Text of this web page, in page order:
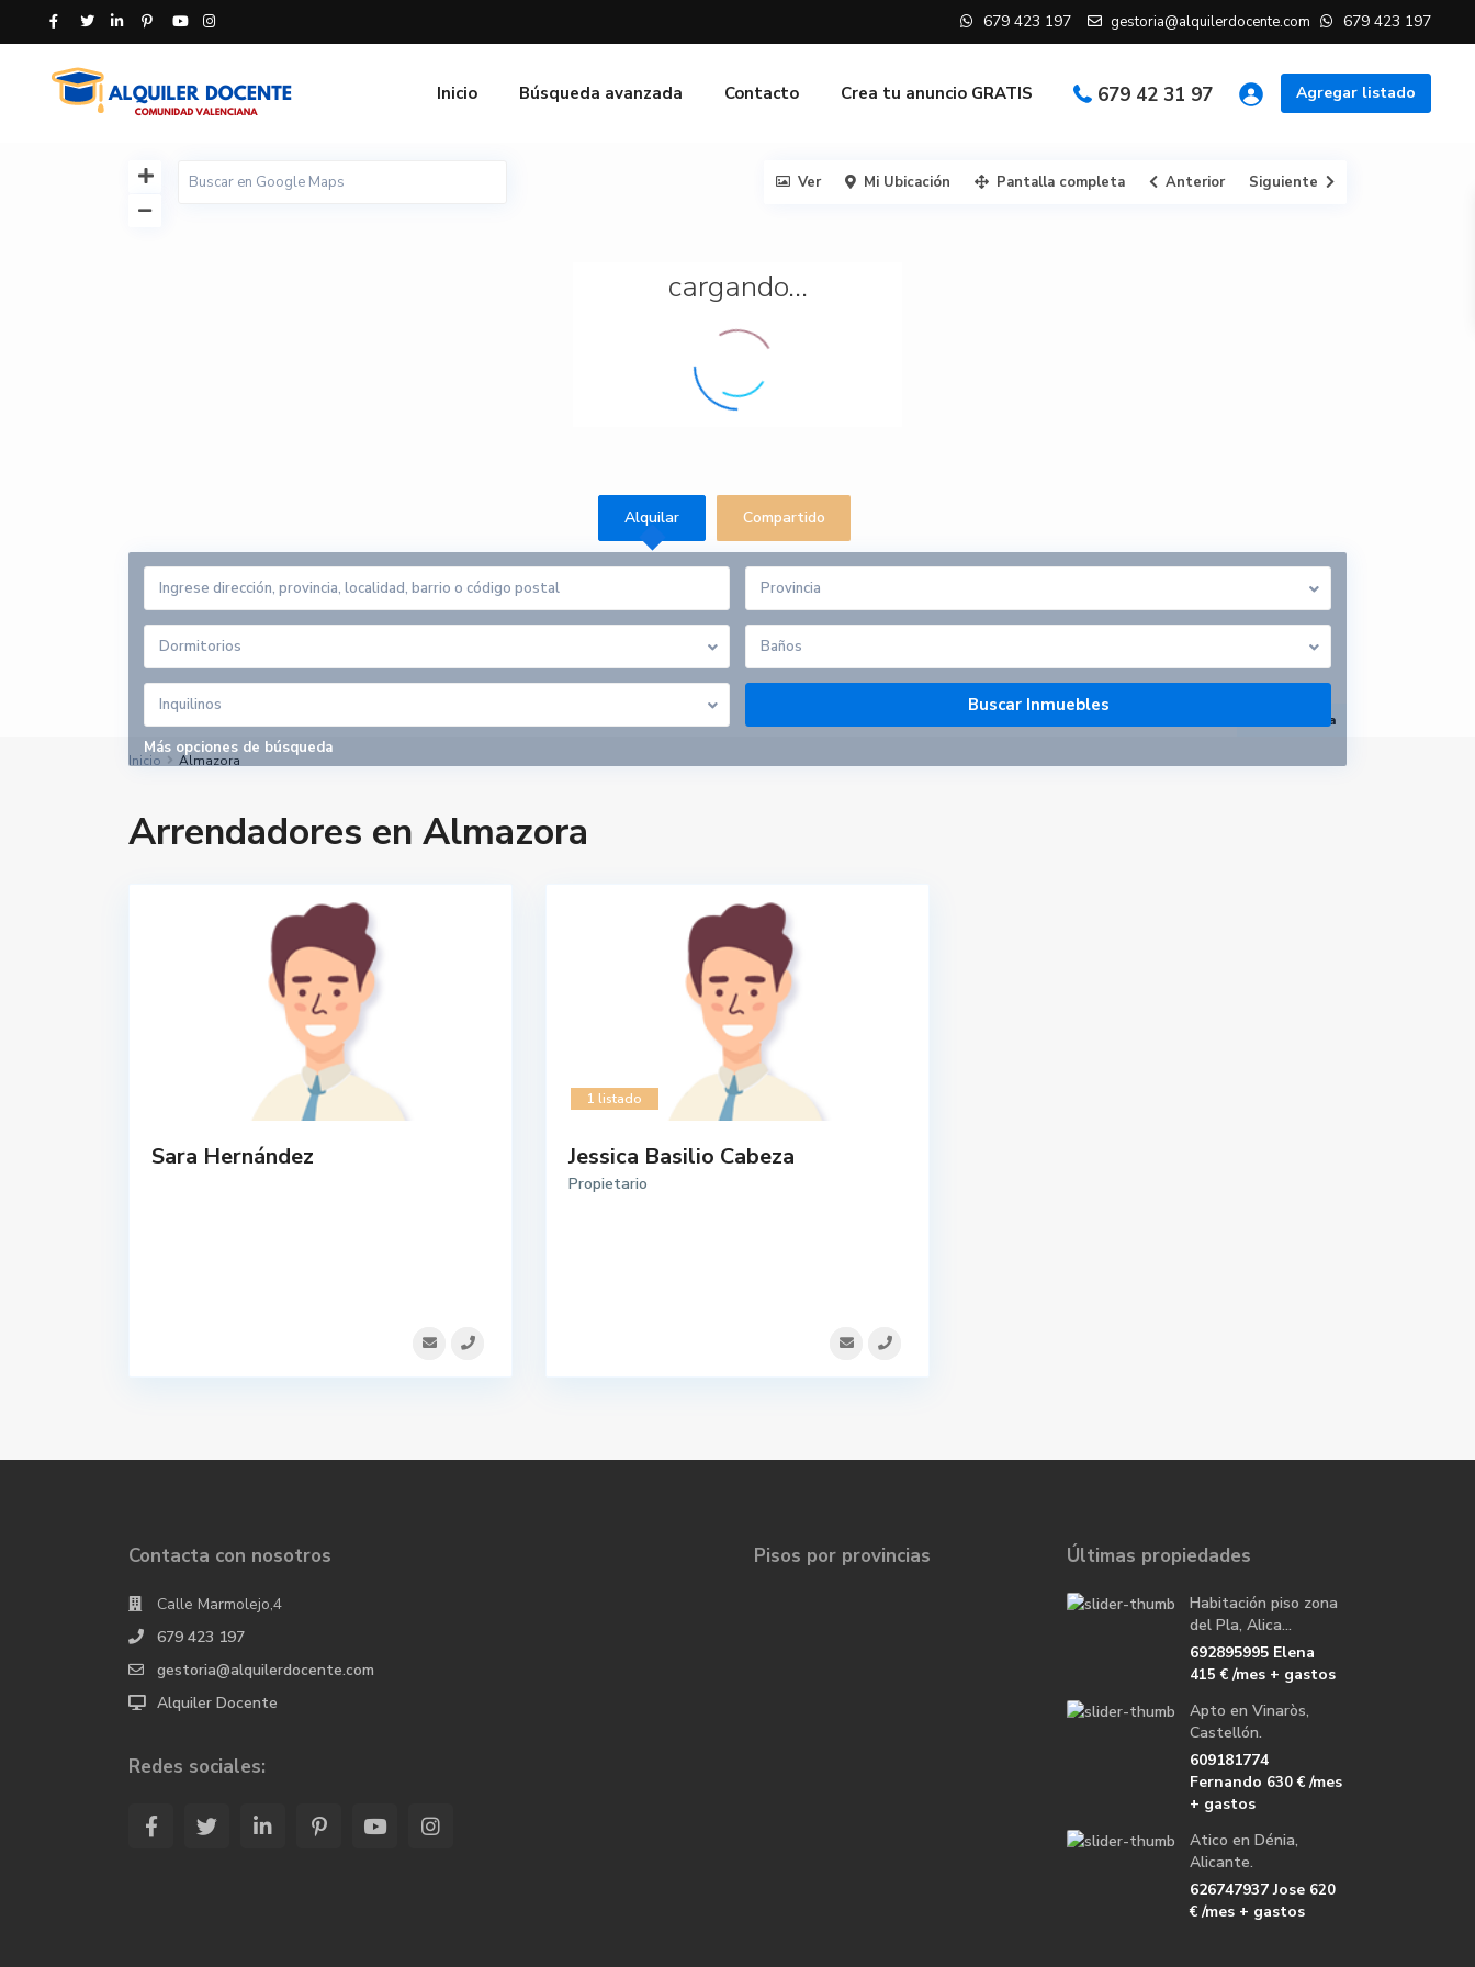
679 423 197 gestoria@alquilerdocente.com 679 423 197
Agregar listado
679 42 31 97
Inicio Búsqueda avanzada Contacto Crea tu anuncio GRATIS
cargando...
abrir mapa
Ver Mi Ubicación Pantalla completa Anterior Siguiente
Alquilar Compartido
Provincia
Dormitorios Baños
Inquilinos
Más opciones de búsqueda
Inicio Almazora
Arrendadores en Almazora
Sara Hernández
1 listado
Jessica Basilio Cabeza
Propietario
Contacta con nosotros
Calle Marmolejo,4
679 423 197
gestoria@alquilerdocente.com
Alquiler Docente
Redes sociales:
Pisos por provincias Últimas propiedades
Habitación piso zona
del Pla, Alica...
692895995 Elena
415 €/mes + gastos
Apto en Vinaròs,
Castellón.
609181774
Fernando 630 €/mes
+ gastos
Atico en Dénia,
Alicante.
626747937 Jose 620
€/mes + gastos